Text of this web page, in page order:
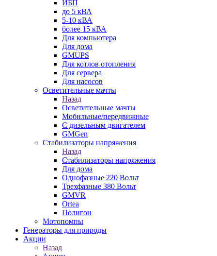
ИБП
до 5 кВА
5-10 кВА
более 15 кВА
Для компьютера
Для дома
GMUPS
Для котлов отопления
Для сервера
Для насосов
Осветительные мачты
Назад
Осветительные мачты
Мобильные/передвижные
С дизельным двигателем
GMGen
Стабилизаторы напряжения
Назад
Стабилизаторы напряжения
Для дома
Однофазные 220 Вольт
Трехфазные 380 Вольт
GMVR
Ortea
Полигон
Мотопомпы
Генераторы для природы
Акции
Назад